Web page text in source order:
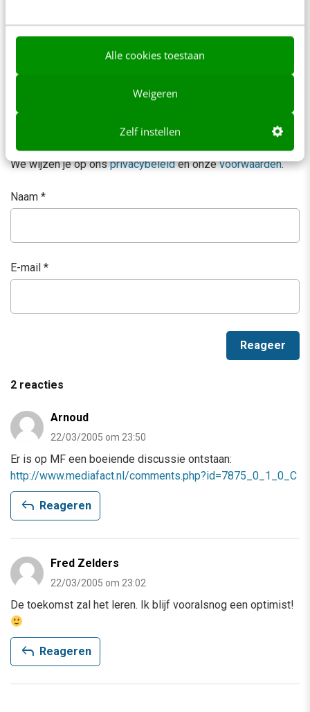
Alle cookies toestaan
Weigeren
Zelf instellen
Reacties
Je e-mailadres wordt niet gepubliceerd.
zijn gemarkeerd met
We wijzen je op onsprivacybeleiden onzevoorwaarden.
Naam *
E-mail *
2 reacties
Arnoud
22/03/2005 om 23:50
Er is op MF een boeiende discussie ontstaan:
http://www.mediafact.nl/comments.php?id=7875_0_1_0_C
reply Reageren
Fred Zelders
22/03/2005 om 23:02
De toekomst zal het leren. Ik blijf vooralsnog een optimist!
reply Reageren